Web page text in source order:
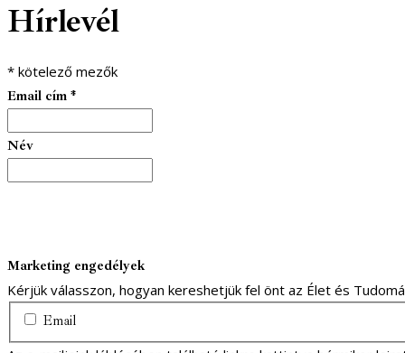
Hírlevél
* kötelező mezők
Email cím *
Név
Marketing engedélyek
Kérjük válasszon, hogyan kereshetjük fel önt az Élet és
Email